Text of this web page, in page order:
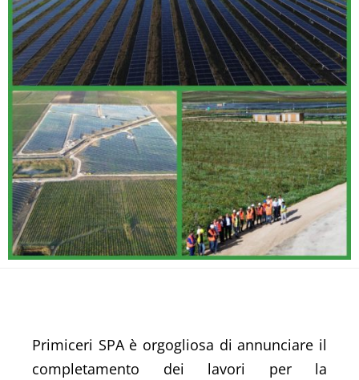
Primiceri SPA è orgogliosa di annunciare il
completamento dei lavori per la